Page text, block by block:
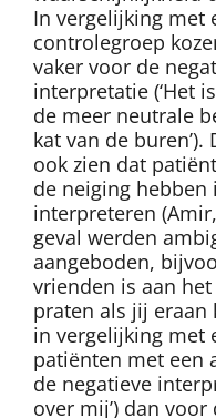
In vergelijking met
controlegroep
vaker voor de
interpretatie (‘Het
de meer neutrale
kat van de
ook zien dat
de neiging
interpreteren
geval werden
aangeboden,
vrienden is aan
praten als jij eraan
in vergelijking met
patiënten met een
de negatieve
over mij’) dan